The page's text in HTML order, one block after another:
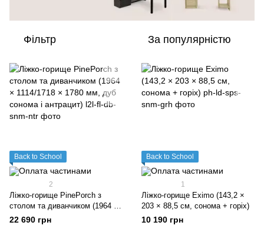
Фільтр За популярністю
Back to School
2
Ліжко-горище PinePorch з
столом та диванчиком (1964 ×
1114/1718 × 1780 мм, дуб
сонома і антрацит)
22 690 грн
Back to School
1
Ліжко-горище Eximo (143,2 ×
203 × 88,5 см, сонома + горіх)
10 190 грн